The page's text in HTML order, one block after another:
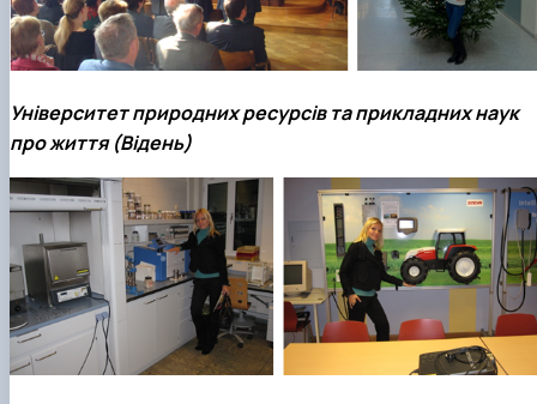
Університет природних ресурсів та прикладних наук
про життя (Відень)